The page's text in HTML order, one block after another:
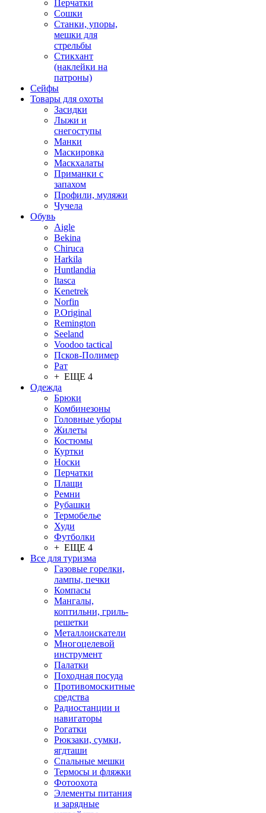
Перчатки
Сошки
Станки, упоры,
мешки для
стрельбы
Стикхант
(наклейки на
патроны)
Сейфы
Товары для охоты
Засидки
Лыжи и
снегоступы
Манки
Маскировка
Маскхалаты
Приманки с
запахом
Профили, муляжи
Чучела
Обувь
Aigle
Bekina
Chiruсa
Harkila
Huntlandia
Itasca
Kenetrek
Norfin
P.Original
Remington
Seeland
Voodoo tactical
Псков-Полимер
Рат
+ ЕЩЕ 4
Одежда
Брюки
Комбинезоны
Головные уборы
Жилеты
Костюмы
Куртки
Носки
Перчатки
Плащи
Ремни
Рубашки
Термобелье
Худи
Футболки
+ ЕЩЕ 4
Все для туризма
Газовые горелки,
лампы, печки
Компасы
Мангалы,
коптильни, гриль-
решетки
Металлоискатели
Многоцелевой
инструмент
Палатки
Походная посуда
Противомоскитные
средства
Радиостанции и
навигаторы
Рогатки
Рюкзаки, сумки,
ягдташи
Спальные мешки
Термосы и фляжки
Фотоохота
Элементы питания
и зарядные